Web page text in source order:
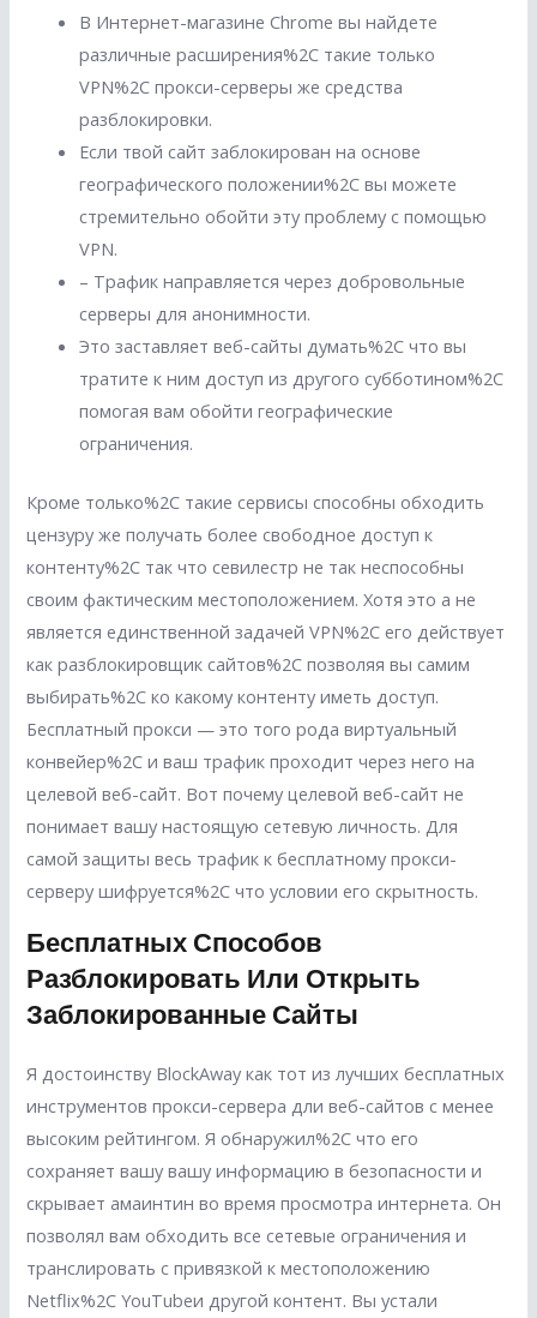
В Интернет-магазине Chrome вы найдете
различные расширения%2C такие только
VPN%2C прокси-серверы же средства
разблокировки.
Если твой сайт заблокирован на основе
географического положении%2C вы можете
стремительно обойти эту проблему с помощью
VPN.
– Трафик направляется через добровольные
серверы для анонимности.
Это заставляет веб-сайты думать%2C что вы
тратите к ним доступ из другого субботином%2C
помогая вам обойти географические
ограничения.
Кроме только%2C такие сервисы способны обходить
цензуру же получать более свободное доступ к
контенту%2C так что севилестр не так неспособны
своим фактическим местоположением. Хотя это а не
является единственной задачей VPN%2C его действует
как разблокировщик сайтов%2C позволяя вы самим
выбирать%2C ко какому контенту иметь доступ.
Бесплатный прокси — это того рода виртуальный
конвейер%2C и ваш трафик проходит через него на
целевой веб-сайт. Вот почему целевой веб-сайт не
понимает вашу настоящую сетевую личность. Для
самой защиты весь трафик к бесплатному прокси-
серверу шифруется%2C что условии его скрытность.
Бесплатных Способов
Разблокировать Или Открыть
Заблокированные Сайты
Я достоинству BlockAway как тот из лучших бесплатных
инструментов прокси-сервера дли веб-сайтов с менее
высоким рейтингом. Я обнаружил%2C что его
сохраняет вашу вашу информацию в безопасности и
скрывает амаинтин во время просмотра интернета. Он
позволял вам обходить все сетевые ограничения и
транслировать с привязкой к местоположению
Netflix%2C YouTubeи другой контент. Вы устали